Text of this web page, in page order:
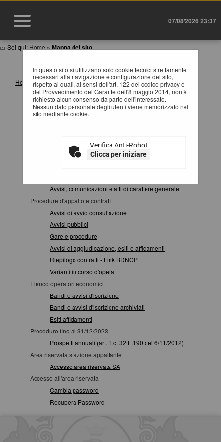
07/08/2026 23:37
Sei qui: Home » Mappa del sito
In questo sito si utilizzano solo cookie tecnici strettamente
necessari alla navigazione e configurazione del sito,
rispetto ai quali, ai sensi dell'art. 122 del codice privacy e
del Provvedimento del Garante dell'8 maggio 2014, non è
richiesto alcun consenso da parte dell'interessato.
Nessun dato personale degli utenti viene memorizzato nel
sito mediante cookie.
Verifica Anti-Robot
Clicca per iniziare
MAPPA SITO
Home
Informazioni
Istruzioni e manuali
F.A.Q.
Help desk operatori economici
Atti e documenti di carattere generale riferiti a tutte le procedure
Avvisi, comunicazioni e atti di carattere generale
Procedure d'appalto e contratti
Avvisi di avvio consultazione
Avvisi pubblici
Gare e procedure
Avvisi di aggiudicazione, esiti e affidamenti
Riepilogo contratti - Link BDNCP
Varianti in corso d'opera
Elenco operatori economici
Bandi e avvisi d'iscrizione
Bandi e avvisi d'iscrizione archiviati
Esiti affidamenti
Procedure fino al 31/12/2023
Prospetti annuali (art. 1 c. 32 L.190 del 6/11/2012)
Area riservata stazione appaltante
Accesso area riservata SA
Accesso all'area riservata
Cambia password
Recupera Password